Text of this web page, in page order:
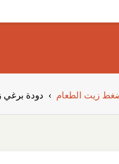
زيت الطعام › دودة برغي